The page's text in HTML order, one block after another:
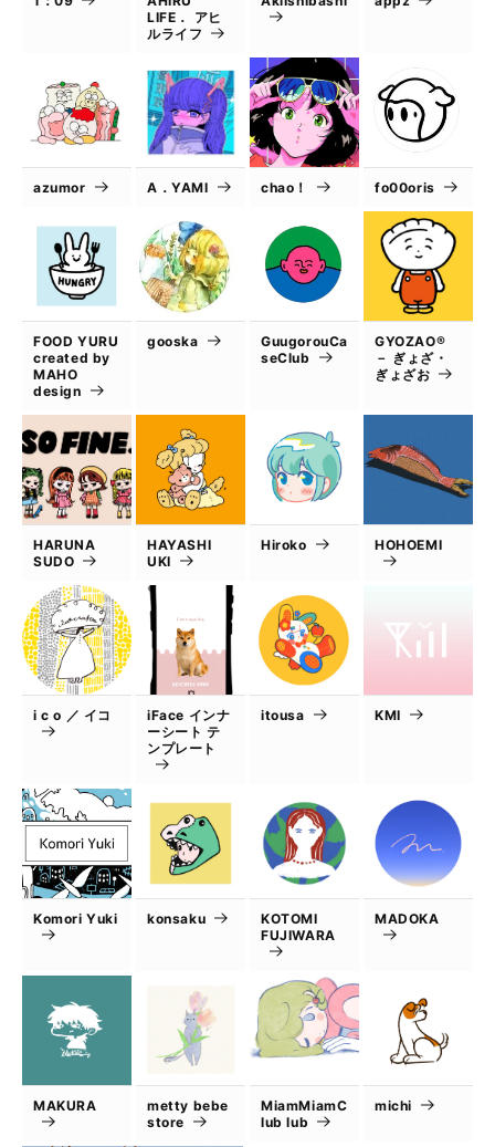
LIFE． アヒ
ルライフ
azumor A．YAMI chao！ fo00oris
FOOD YURU
created by
MAHO
design
gooska
GuugorouCa
seClub
GYOZAO®
－ ぎょざ・
ぎょざお
HARUNA
SUDO
HAYASHI
UKI
Hiroko HOHOEMI
i c o ／ イコ
iFace インナ
ーシート テ
ンプレート
itousa KMI
Komori Yuki konsaku
KOTOMI
FUJIWARA
MADOKA
MAKURA
metty bebe
store
MiamMiamC
lub lub
michi